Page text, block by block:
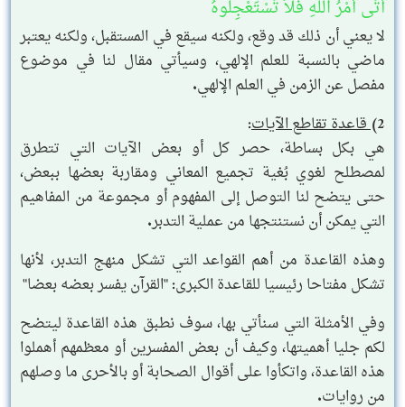
أَتَى أَمْرُ اللّهِ فَلاَ تَسْتَعْجِلُوهُ
لا يعني أن ذلك قد وقع، ولكنه سيقع في المستقبل، ولكنه يعتبر
ماضي بالنسبة للعلم الإلهي، وسيأتي مقال لنا في موضوع
مفصل عن الزمن في العلم الإلهي.
2) قاعدة تقاطع الآيات:
هي بكل بساطة، حصر كل أو بعض الآيات التي تتطرق
لمصطلح لغوي بُغية تجميع المعاني ومقاربة بعضها ببعض،
حتى يتضح لنا التوصل إلى المفهوم أو مجموعة من المفاهيم
التي يمكن أن نستنتجها من عملية التدبر.
وهذه القاعدة من أهم القواعد التي تشكل منهج التدبر، لأنها
تشكل مفتاحا رئيسيا للقاعدة الكبرى: "القرآن يفسر بعضه بعضا"
وفي الأمثلة التي سنأتي بها، سوف نطبق هذه القاعدة ليتضح
لكم جليا أهميتها، وكيف أن بعض المفسرين أو معظمهم أهملوا
هذه القاعدة، واتكأوا على أقوال الصحابة أو بالأحرى ما وصلهم
من روايات.